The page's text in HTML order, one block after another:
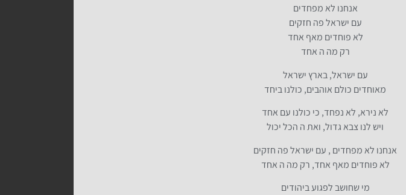
אנחנו לא מפחדים
עם ישראל פה חזקים
לא פוחדים מאף אחד
רק מה ה אחד
עם ישראל, בארץ ישראל
מאוחדים כולם אוהבים, כולנו ביחד
לא נירא, לא נפחד, כי כולנו עם אחד
ויש לנו צבא גדול, ואת ה הכל יכול
אנחנו לא מפחדים , עם ישראל פה חזקים
לא פוחדים מאף אחד, רק מה ה אחד
מי שחושב לפגוע ביהודים